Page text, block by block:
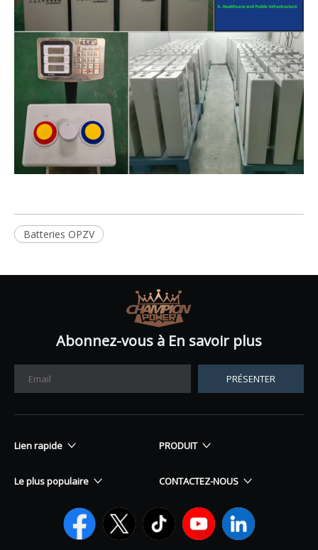
Batteries OPZV
Abonnez-vous à En savoir plus
PRÉSENTER
Lien rapide PRODUIT
Le plus populaire CONTACTEZ-NOUS